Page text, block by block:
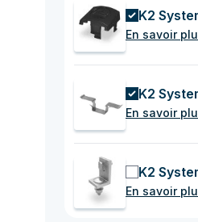
K2
En savoir
K2
En savoir
K2
En savoir